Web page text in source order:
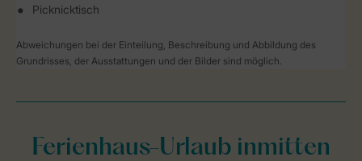
Picknicktisch
Abweichungen bei der Einteilung, Beschreibung und Abbildung des
Grundrisses, der Ausstattungen und der Bilder sind möglich.
Ferienhaus-Urlaub inmitten